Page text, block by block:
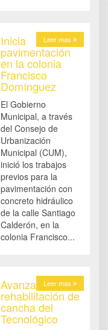
Leer mas
Inicia
pavimentación
en la colonia
Francisco
Domínguez
El Gobierno
Municipal, a través
del Consejo de
Urbanización
Municipal (CUM),
inició los trabajos
previos para la
pavimentación con
concreto hidráulico
de la calle Santiago
Calderón, en la
colonia Francisco...
Leer mas
Avanza
rehabilitación de
cancha del
Tecnológico